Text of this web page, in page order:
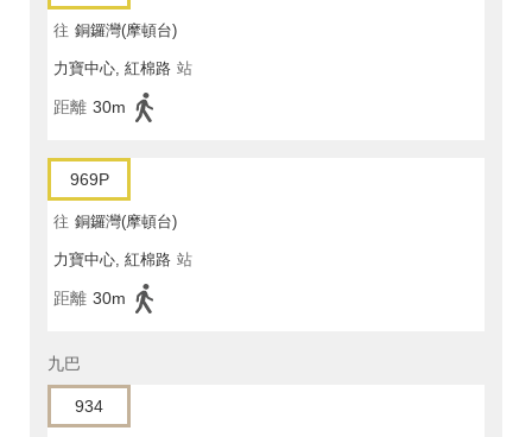
往 銅鑼灣(摩頓台)
力寶中心, 紅棉路 站
距離 30m
969P
往 銅鑼灣(摩頓台)
力寶中心, 紅棉路 站
距離 30m
九巴
934